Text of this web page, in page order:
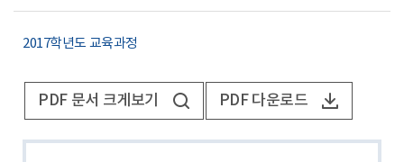
2017학년도 교육과정
PDF 문서 크게보기 PDF 다운로드